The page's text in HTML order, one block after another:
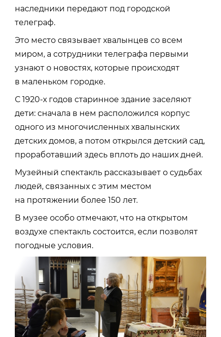
наследники передают под городской
телеграф.
Это место связывает хвалынцев со всем
миром, а сотрудники телеграфа первыми
узнают о новостях, которые происходят
в маленьком городке.
С 1920-х годов старинное здание заселяют
дети: сначала в нем расположился корпус
одного из многочисленных хвалынских
детских домов, а потом открылся детский сад,
проработавший здесь вплоть до наших дней.
Музейный спектакль рассказывает о судьбах
людей, связанных с этим местом
на протяжении более 150 лет.
В музее особо отмечают, что на открытом
воздухе спектакль состоится, если позволят
погодные условия.